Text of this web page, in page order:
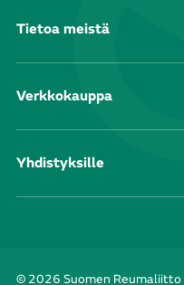
Tietoa meistä
Verkkokauppa
Yhdistyksille
© 2026 Suomen Reumaliitto